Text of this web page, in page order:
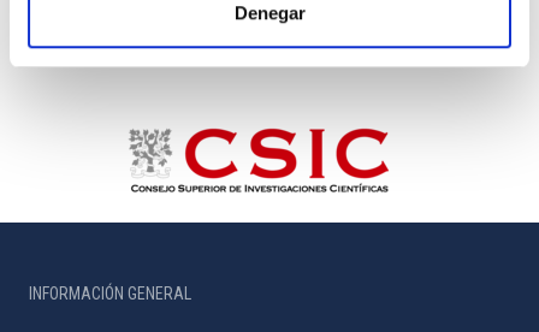
Denegar
INFORMACIÓN GENERAL